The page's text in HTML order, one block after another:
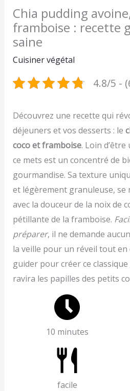
Chia pudding
framboise : recette
saine
Cuisiner végétal
4.8/5 -
Découvrez une recette qui
déjeuners et vos desserts : le
coco et framboise. Loin
ce mets est un concentré de
gourmandise. Sa texture
et légèrement granuleuse, se
avec la douceur de la noix de
pétillante de la framboise.
préparer, il ne demande
la veille pour un réveil tout en
guider pour créer ce
ravira les papilles des petits
10 minutes
facile